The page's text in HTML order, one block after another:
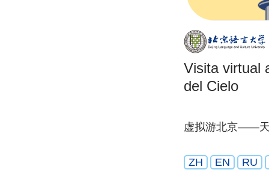
Visita virtual
del Cielo
虚拟游北京——
ZH EN RU